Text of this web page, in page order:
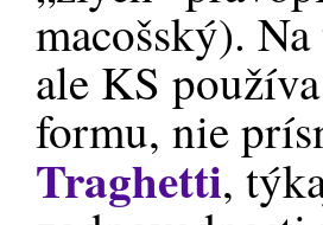
macošský).
ale KS
formu, nie
Traghetti,